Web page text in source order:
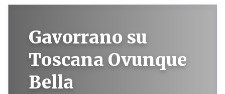
Gavorrano su
Toscana Ovunque
Bella